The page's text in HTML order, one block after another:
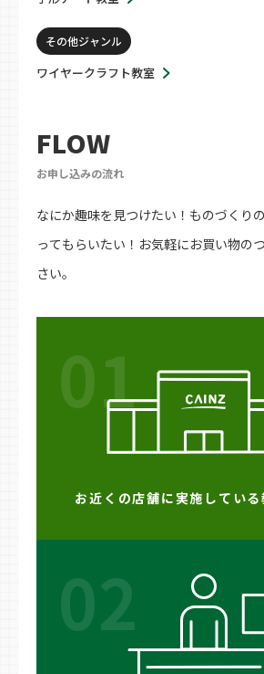
その他ジャンル
ワイヤークラフト教室
FLOW
お申し込みの流れ
なにか趣味を見つけたい！ものづくり
ってもらいたい！お気軽にお買い物の
さい。
01
お近くの店舗に実施してい
02